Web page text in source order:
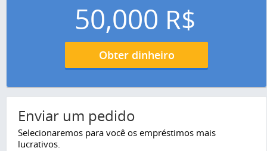
50,000 R$
Obter dinheiro
Enviar um pedido
Selecionaremos para você os empréstimos mais
lucrativos.